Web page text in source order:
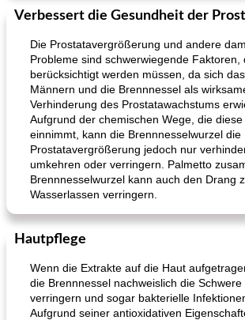
Verbessert die Gesundheit der
Die Prostatavergrößerung und andere
Probleme sind schwerwiegende Faktoren,
berücksichtigt werden müssen, da sich
Männern und die Brennnessel als
Verhinderung des Prostatawachstums
Aufgrund der chemischen Wege, die
einnimmt, kann die Brennnesselwurzel die
Prostatavergrößerung jedoch nur
umkehren oder verringern. Palmetto
Brennnesselwurzel kann auch den Drang
Wasserlassen verringern.
Hautpflege
Wenn die Extrakte auf die Haut
die Brennnessel nachweislich die Schwere
verringern und sogar bakterielle
Aufgrund seiner antioxidativen